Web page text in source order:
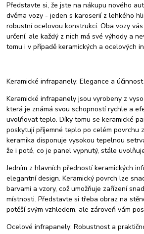
Představte si, že jste na nákupu nového
dvěma vozy - jeden s karoserií z lehkého
robustní ocelovou konstrukcí. Oba vozy
určení, ale každý z nich má své výhody a
tomu i v případě keramických a ocelových
Keramické infrapanely: Elegance a účinnost
Keramické infrapanely jsou vyrobeny z
která je známá svou schopností rychle a
uvolňovat teplo. Díky tomu se keramické
poskytují příjemné teplo po celém povrchu
keramika disponuje vysokou tepelnou
že i poté, co je panel vypnutý, stále
Jedním z hlavních předností keramických
elegantní design. Keramický povrch lze
barvami a vzory, což umožňuje zařízení
místnosti. Představte si třeba obraz na
potěší svým vzhledem, ale zároveň vám
Ocelové infrapanely: Robustnost a